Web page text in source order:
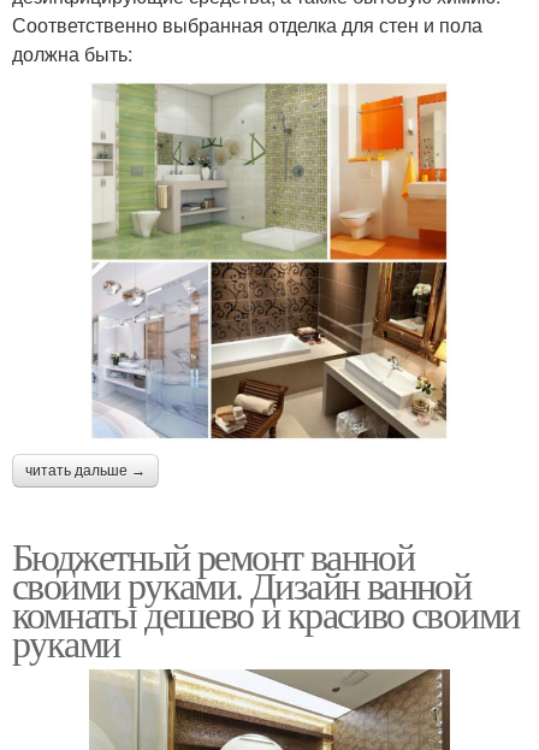
Соответственно выбранная отделка для стен и пола
должна быть:
читать дальше →
Бюджетный ремонт ванной
своими руками. Дизайн ванной
комнаты дешево и красиво своими
руками